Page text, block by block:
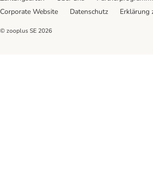
Corporate Website
Datenschutz Erklärung
© zooplus SE 2026